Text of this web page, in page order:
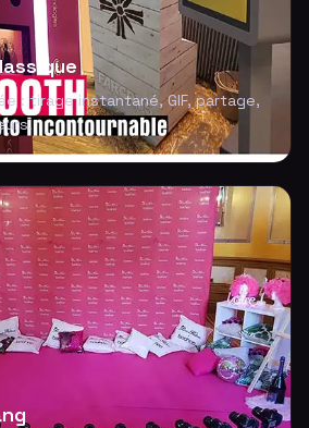
: tirage instantané, GIF, partage,